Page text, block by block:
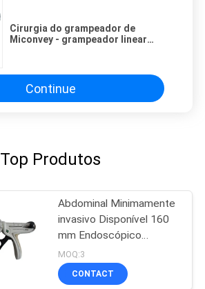
Cirurgia do grampeador de
Miconvey - grampeador linear
Continue
Top Produtos
Abdominal Minimamente
invasivo Disponível 160
mm Endoscópico
Cirúrgico de Corte
Stapler
MOQ:3
CONTACT